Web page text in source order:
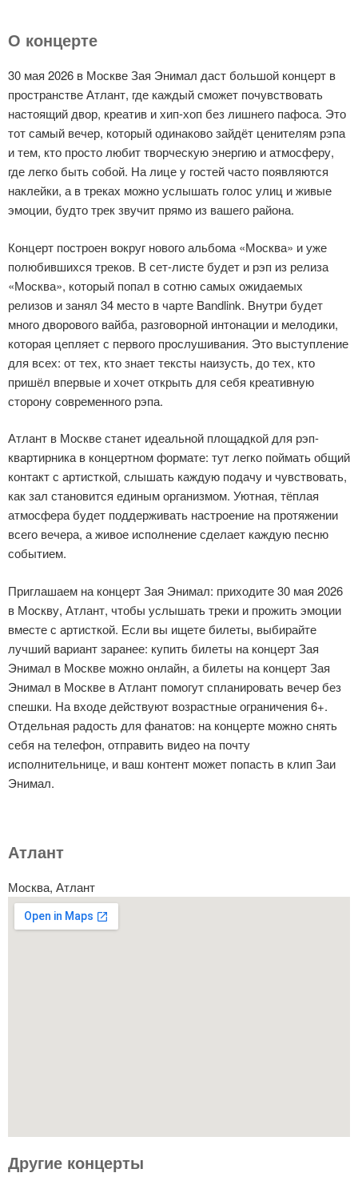
О концерте
30 мая 2026 в Москве Зая Энимал даст большой концерт в
пространстве Атлант, где каждый сможет почувствовать
настоящий двор, креатив и хип-хоп без лишнего пафоса. Это
тот самый вечер, который одинаково зайдёт ценителям рэпа
и тем, кто просто любит творческую энергию и атмосферу,
где легко быть собой. На лице у гостей часто появляются
наклейки, а в треках можно услышать голос улиц и живые
эмоции, будто трек звучит прямо из вашего района.
Концерт построен вокруг нового альбома «Москва» и уже
полюбившихся треков. В сет-листе будет и рэп из релиза
«Москва», который попал в сотню самых ожидаемых
релизов и занял 34 место в чарте Bandlink. Внутри будет
много дворового вайба, разговорной интонации и мелодики,
которая цепляет с первого прослушивания. Это выступление
для всех: от тех, кто знает тексты наизусть, до тех, кто
пришёл впервые и хочет открыть для себя креативную
сторону современного рэпа.
Атлант в Москве станет идеальной площадкой для рэп-
квартирника в концертном формате: тут легко поймать общий
контакт с артисткой, слышать каждую подачу и чувствовать,
как зал становится единым организмом. Уютная, тёплая
атмосфера будет поддерживать настроение на протяжении
всего вечера, а живое исполнение сделает каждую песню
событием.
Приглашаем на концерт Зая Энимал: приходите 30 мая 2026
в Москву, Атлант, чтобы услышать треки и прожить эмоции
вместе с артисткой. Если вы ищете билеты, выбирайте
лучший вариант заранее: купить билеты на концерт Зая
Энимал в Москве можно онлайн, а билеты на концерт Зая
Энимал в Москве в Атлант помогут спланировать вечер без
спешки. На входе действуют возрастные ограничения 6+.
Отдельная радость для фанатов: на концерте можно снять
себя на телефон, отправить видео на почту
исполнительнице, и ваш контент может попасть в клип Заи
Энимал.
Атлант
Москва, Атлант
Другие концерты